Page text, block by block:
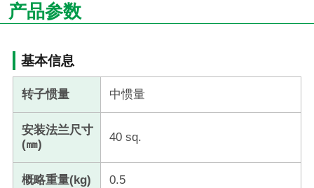
产品参数
基本信息
转子惯量 中惯量
安装法兰尺寸
(㎜)
40 sq.
概略重量(kg) 0.5